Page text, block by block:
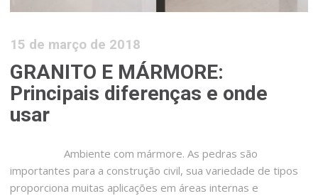
15 de março de 2018
GRANITO E MÁRMORE:
Principais diferenças e onde
usar
Ambiente com mármore. As pedras são
importantes para a construção civil, sua variedade de tipos
proporciona muitas aplicações em áreas internas e